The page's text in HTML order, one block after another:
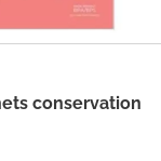
conservation